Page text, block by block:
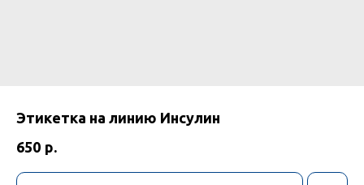
Этикетка на линию Инсулин
650 р.